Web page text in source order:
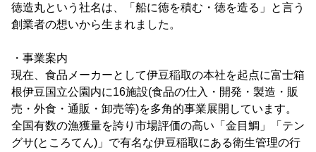
徳造丸という社名は、「船に徳を積む・徳を造る」と言う
創業者の想いから生まれました。
・事業案内
現在、食品メーカーとして伊豆稲取の本社を起点に富士箱
根伊豆国立公園内に16施設(食品の仕入・開発・製造・販
売・外食・通販・卸売等)を多角的事業展開しています。
全国有数の漁獲量を誇り市場評価の高い「金目鯛」「テン
グサ(ところてん)」で有名な伊豆稲取にある衛生管理の行